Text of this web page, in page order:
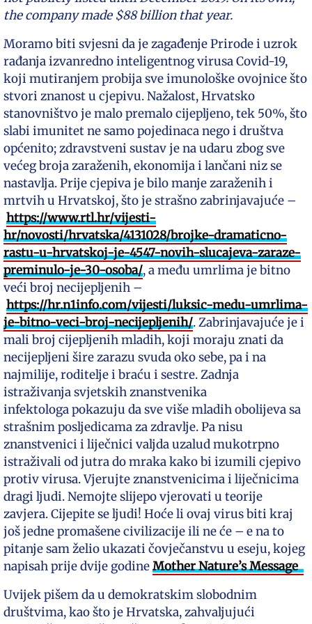
the company made $88 billion that year.
Moramo biti svjesni da je zagađenje Prirode i uzrok
rađanja izvanredno inteligentnog virusa Covid-19,
koji mutiranjem probija sve imunološke ovojnice što
stvori znanost u cjepivu. Nažalost, Hrvatsko
stanovništvo je malo premalo cijepljeno, tek 50%, što
slabi imunitet ne samo pojedinaca nego i društva
općenito; zdravstveni sustav je na udaru zbog sve
većeg broja zaraženih, ekonomija i lančani niz se
nastavlja. Prije cjepiva je bilo manje zaraženih i
mrtvih u Hrvatskoj, što je strašno zabrinjavajuće –
https://www.rtl.hr/vijesti-
hr/novosti/hrvatska/4131028/brojke-dramaticno-
rastu-u-hrvatskoj-je-4547-novih-slucajeva-zaraze-
preminulo-je-30-osoba/, a među umrlima je bitno
veći broj necijepljenih –
https://hr.n1info.com/vijesti/luksic-medu-umrlima-
je-bitno-veci-broj-necijepljenih/. Zabrinjavajuće je i
mali broj cijepljenih mladih, koji moraju znati da
necijepljeni šire zarazu svuda oko sebe, pa i na
najmilije, roditelje i braću i sestre. Zadnja
istraživanja svjetskih znanstvenika
infektologa pokazuju da sve više mladih obolijeva sa
strašnim posljedicama za zdravlje. Pa nisu
znanstvenici i liječnici valjda uzalud mukotrpno
istraživali od jutra do mraka kako bi izumili cjepivo
protiv virusa. Vjerujte znanstvenicima i liječnicima
dragi ljudi. Nemojte slijepo vjerovati u teorije
zavjera. Cijepite se ljudi! Hoće li ovaj virus biti kraj
još jedne promašene civilizacije ili ne će – e na to
pitanje sam želio ukazati čovječanstvu u eseju, kojeg
napisah prije dvije godineMother Nature’s Message
Uvijek pišem da u demokratskim slobodnim
društvima, kao što je Hrvatska, zahvaljujući